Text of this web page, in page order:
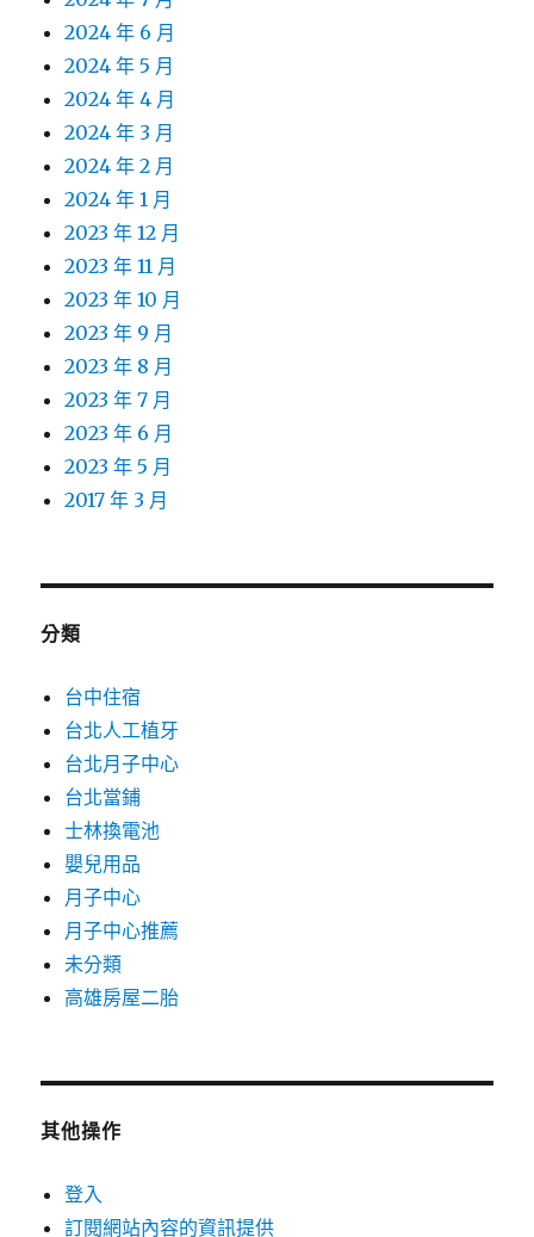
2024 年 6 月
2024 年 5 月
2024 年 4 月
2024 年 3 月
2024 年 2 月
2024 年 1 月
2023 年 12 月
2023 年 11 月
2023 年 10 月
2023 年 9 月
2023 年 8 月
2023 年 7 月
2023 年 6 月
2023 年 5 月
2017 年 3 月
分類
台中住宿
台北人工植牙
台北月子中心
台北當鋪
士林換電池
嬰兒用品
月子中心
月子中心推薦
未分類
高雄房屋二胎
其他操作
登入
訂閱網站內容的資訊提供